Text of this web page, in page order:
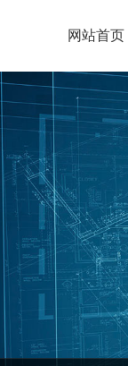
网站首页